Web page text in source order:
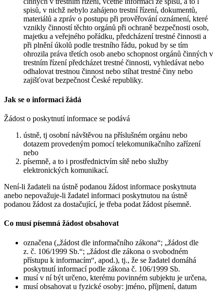
spisů, v nichž nebylo zahájeno trestní řízení, dokumentů,
materiálů a zpráv o postupu při prověřování oznámení, které
vznikly činností těchto orgánů při ochraně bezpečnosti osob,
majetku a veřejného pořádku, předcházení trestné činnosti a
při plnění úkolů podle trestního řádu, pokud by se tím
ohrozila práva třetích osob anebo schopnost orgánů činných v
trestním řízení předcházet trestné činnosti, vyhledávat nebo
odhalovat trestnou činnost nebo stíhat trestné činy nebo
zajišťovat bezpečnost České republiky.
Jak se o informaci žádá
Žádost o poskytnutí informace se podává
ústně, tj osobní návštěvou na příslušném orgánu nebo
dotazem provedeným pomocí telekomunikačního zařízení
nebo
písemně, a to i prostřednictvím sítě nebo služby
elektronických komunikací.
Není-li žadateli na ústně podanou žádost informace poskytnuta
anebo nepovažuje-li žadatel informaci poskytnutou na ústně
podanou žádost za dostačující, je třeba podat žádost písemně.
Co musí písemná žádost obsahovat
označena („žádost dle informačního zákona“; „žádost dle
z. č. 106/1999 Sb.“; „žádost dle zákona o svobodném
přístupu k informacím“, apod.), tj., že se žadatel domáhá
poskytnutí informací podle zákona č. 106/1999 Sb.
musí v ní být určeno, kterému povinném subjektu je určena,
musí obsahovat u fyzické osoby: jméno, příjmení, datum